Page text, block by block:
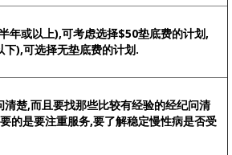
年或以上),可考虑选择$50垫底费的计划,
),可选择无垫底费的计划.
清楚,而且要找那些比较有经验的经纪问清
的是要注重服务,要了解稳定慢性病是否受